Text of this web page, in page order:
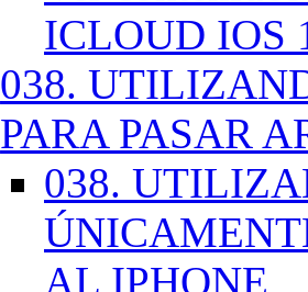
ICLOUD IOS
038.
PARA PASAR
038.
AL IPHONE